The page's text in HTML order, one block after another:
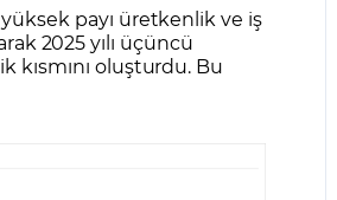
payı üretkenlik ve iş
2025 yılı üçüncü
kısmını oluşturdu. Bu